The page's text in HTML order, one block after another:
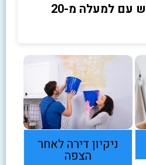
חברת ניקיון ופוליש עם למעלה מ-20
ניקיון דירה לאחר
הצפה